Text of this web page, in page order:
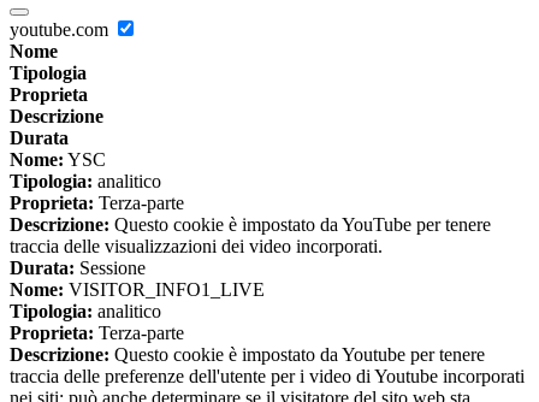
youtube.com
Nome
Tipologia
Proprieta
Descrizione
Durata
Nome: YSC
Tipologia: analitico
Proprieta: Terza-parte
Descrizione: Questo cookie è impostato da YouTube per tenere
traccia delle visualizzazioni dei video incorporati.
Durata: Sessione
Nome: VISITOR_INFO1_LIVE
Tipologia: analitico
Proprieta: Terza-parte
Descrizione: Questo cookie è impostato da Youtube per tenere
traccia delle preferenze dell'utente per i video di Youtube incorporati
nei siti; può anche determinare se il visitatore del sito web sta